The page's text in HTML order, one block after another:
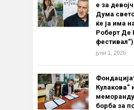
е за
Дума
ќе ја има
Роберт Де
фестивал“)
јуни 1, 2026
борба за